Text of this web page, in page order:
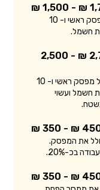
המחיר מתייחס ללוח חשמל בסיסי הכולל מפסק ראשי ו- 10
חשמל.
2,700 ₪ - 2,500
המחיר מתייחס ללוח חשמל תלת פאזי הכולל מפסק ראשי ו- 10
חשמל ועשוי
450 ₪ -
את המפסק.
בכ-20%.
450 ₪ -